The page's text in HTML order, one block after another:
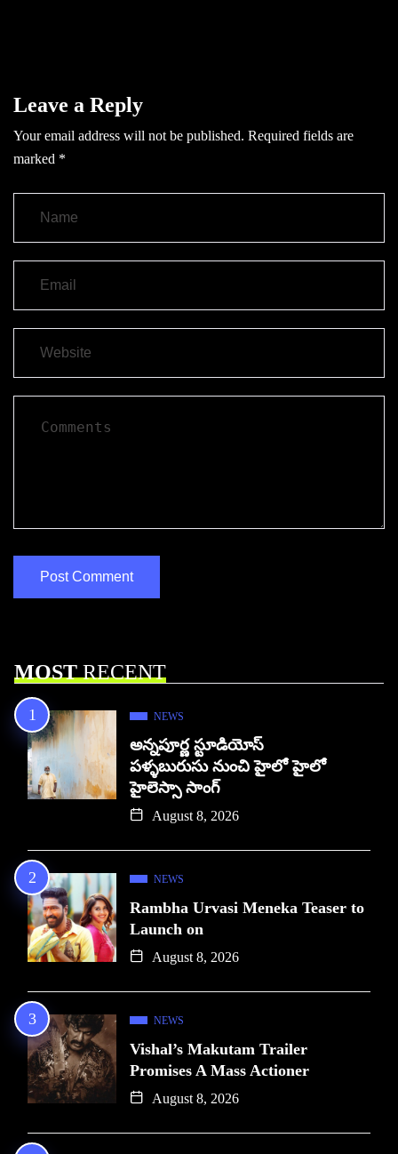
Leave a Reply
Your email address will not be published. Required fields are
marked *
MOSTRECENT
NEWS
అన్నపూర్ణ స్టూడియోస్
పళ్ళబురుసు నుంచి హైలో హైలో
హైలెస్సా సాంగ్
August 8, 2026
NEWS
Rambha Urvasi Meneka Teaser to
Launch on
August 8, 2026
NEWS
Vishal’s Makutam Trailer
Promises A Mass Actioner
August 8, 2026